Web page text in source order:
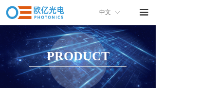
끀
首页
关于我们
产品中心
产品画册
ꀅ
中文
PRODUCT